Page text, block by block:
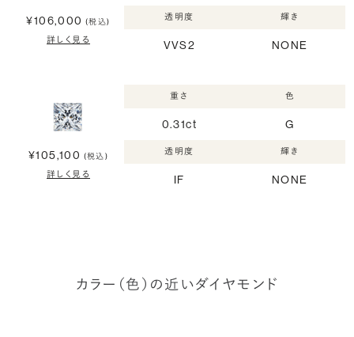
¥106,000 (税込)
詳しく見る
透明度
VVS2
輝き
NONE
¥105,100 (税込)
詳しく見る
重さ
0.31ct
色
G
透明度
IF
輝き
NONE
カラー（色）の近いダイヤモンド